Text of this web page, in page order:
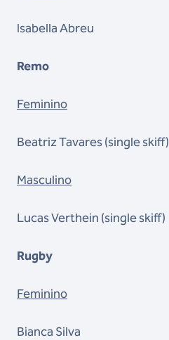
Isabella Abreu
Remo
Feminino
Beatriz Tavares (single skiff)
Masculino
Lucas Verthein (single skiff)
Rugby
Feminino
Bianca Silva